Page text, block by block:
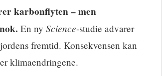
karbonflyten – men
En ny Science-studie advarer
fremtid. Konsekvensen kan
klimaendringene.